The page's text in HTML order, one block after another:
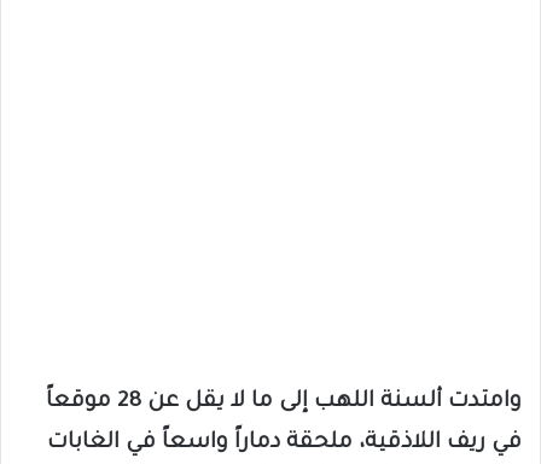
وامتدت ألسنة اللهب إلى ما لا يقل عن 28 موقعاً
في ريف اللاذقية، ملحقة دماراً واسعاً في الغابات